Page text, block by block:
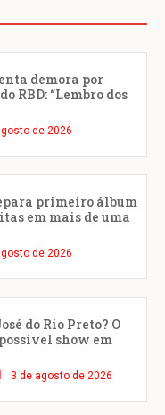
demora por
RBD: “Lembro dos
de 2026
primeiro álbum
em mais de uma
de 2026
do Rio Preto? O
possível show em
3 de agosto de 2026